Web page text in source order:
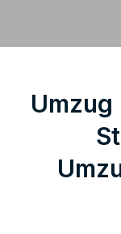
Umzug